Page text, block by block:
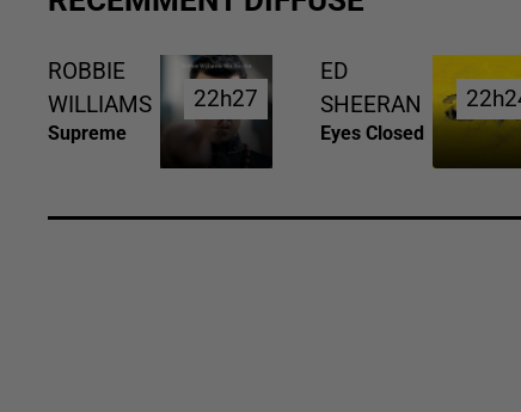
ROBBIE
WILLIAMS
Supreme
22h27
22h27
ED
SHEERAN
Eyes Closed